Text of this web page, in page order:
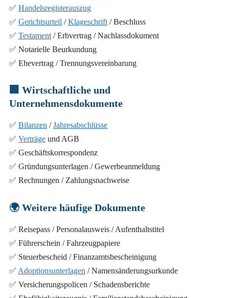
✅ Handelsregisterauszug
✅ Gerichtsurteil /Klageschrift / Beschluss
✅ Testament / Erbvertrag / Nachlassdokument
✅ Notarielle Beurkundung
✅ Ehevertrag / Trennungsvereinbarung
🏢 Wirtschaftliche und
Unternehmensdokumente
✅ Bilanzen /Jahresabschlüsse
✅ Verträge und AGB
✅ Geschäftskorrespondenz
✅ Gründungsunterlagen / Gewerbeanmeldung
✅ Rechnungen / Zahlungsnachweise
🌍 Weitere häufige Dokumente
✅ Reisepass / Personalausweis / Aufenthaltstitel
✅ Führerschein / Fahrzeugpapiere
✅ Steuerbescheid / Finanzamtsbescheinigung
✅ Adoptionsunterlagen / Namensänderungsurkunde
✅ Versicherungspolicen / Schadensberichte